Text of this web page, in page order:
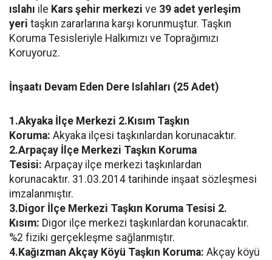
ıslahı ile Kars şehir merkezi ve 39 adet yerleşim
yeri taşkın zararlarına karşı korunmuştur. Taşkın
Koruma Tesisleriyle Halkımızı ve Toprağımızı
Koruyoruz.
İnşaatı Devam Eden Dere Islahları (25 Adet)
1.Akyaka İlçe Merkezi 2.Kısım Taşkın
Koruma: Akyaka ilçesi taşkınlardan korunacaktır.
2.Arpaçay İlçe Merkezi Taşkın Koruma
Tesisi: Arpaçay ilçe merkezi taşkınlardan
korunacaktır. 31.03.2014 tarihinde inşaat sözleşmesi
imzalanmıştır.
3.Digor İlçe Merkezi Taşkın Koruma Tesisi 2.
Kısım: Digor ilçe merkezi taşkınlardan korunacaktır.
%2 fiziki gerçekleşme sağlanmıştır.
4.Kağızman Akçay Köyü Taşkın Koruma: Akçay köyü